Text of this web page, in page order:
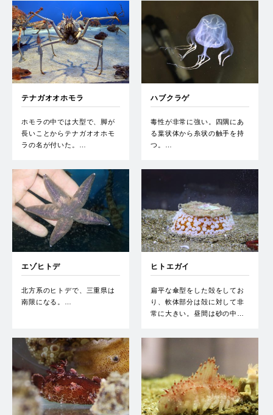
テナガオオホモラ
ホモラの中では大型で、脚が
長いことからテナガオオホモ
ラの名が付いた。…
ハブクラゲ
毒性が非常に強い。四隅にあ
る葉状体から糸状の触手を持
つ。…
エゾヒトデ
北方系のヒトデで、三重県は
南限になる。…
ヒトエガイ
扁平な傘型をした殻をしてお
り、軟体部分は殻に対して非
常に大きい。昼間は砂の中…